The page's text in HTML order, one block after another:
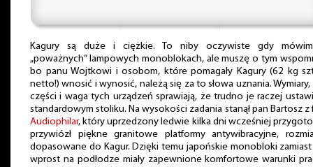
Kagury są duże i ciężkie. To niby oczywiste gdy
„poważnych” lampowych monoblokach, ale muszę o tym
bo panu Wojtkowi i osobom, które pomagały Kagury (62 kg
netto!) wnosić i wynosić, należą się za to słowa uznania. Wymiary,
części i waga tych urządzeń sprawiają, że trudno je raczej
standardowym stoliku. Na wysokości zadania stanął pan Bartosz z
Audiophilar, który uprzedzony ledwie kilka dni wcześniej
przywiózł piękne granitowe platformy antywibracyjne,
dopasowane do Kagur. Dzięki temu japońskie monobloki
wprost na podłodze miały zapewnione komfortowe warunki